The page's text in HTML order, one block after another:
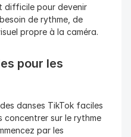
difficile pour devenir
de rythme, de
propre à la caméra.
pour les
danses TikTok faciles
concentrer sur le rythme
par les